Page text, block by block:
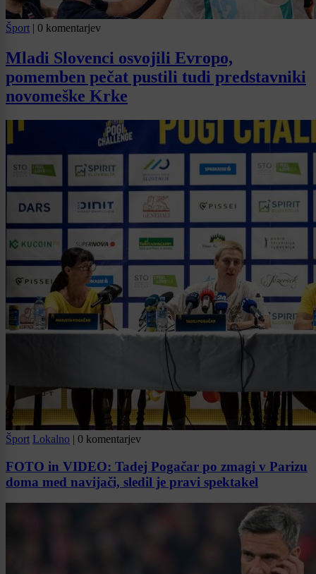
Šport | 0 komentarjev
Mladi Slovenci osvojili Evropo,
pomemben pečat pustili tudi predstavniki
novomeške Krke
Šport Lokalno | 0 komentarjev
FOTO in VIDEO: Tadej Pogačar po zmagi v Parizu
doma med navijači, sledil je pravi spektakel